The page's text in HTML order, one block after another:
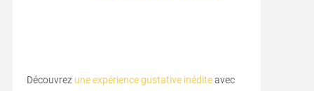
Découvrez une expérience gustative inéditeavec